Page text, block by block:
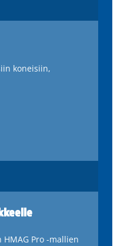
koneisiin,
Pro -mallien